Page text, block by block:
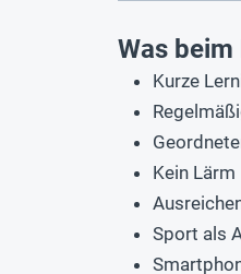
Was
Kurze
Kein Lärm
Sport als